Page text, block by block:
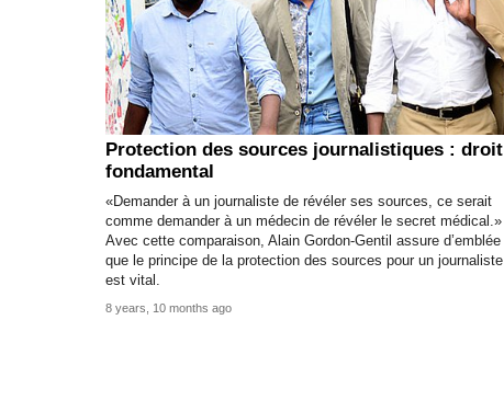
Protection des sources journalistiques : droit
fondamental
«Demander à un journaliste de révéler ses sources, ce serait
comme demander à un médecin de révéler le secret médical.»
Avec cette comparaison, Alain Gordon-Gentil assure d’emblée
que le principe de la protection des sources pour un journaliste
est vital.
8 years, 10 months ago